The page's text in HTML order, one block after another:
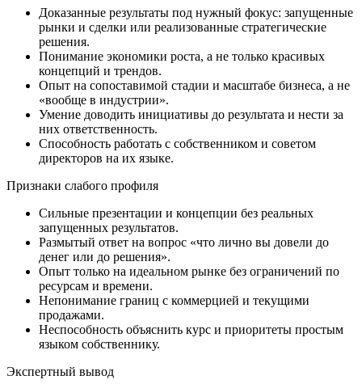
Доказанные результаты под нужный фокус: запущенные
рынки и сделки или реализованные стратегические
решения.
Понимание экономики роста, а не только красивых
концепций и трендов.
Опыт на сопоставимой стадии и масштабе бизнеса, а не
«вообще в индустрии».
Умение доводить инициативы до результата и нести за
них ответственность.
Способность работать с собственником и советом
директоров на их языке.
Признаки слабого профиля
Сильные презентации и концепции без реальных
запущенных результатов.
Размытый ответ на вопрос «что лично вы довели до
денег или до решения».
Опыт только на идеальном рынке без ограничений по
ресурсам и времени.
Непонимание границ с коммерцией и текущими
продажами.
Неспособность объяснить курс и приоритеты простым
языком собственнику.
Экспертный вывод